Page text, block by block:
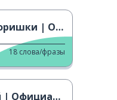
трейлер
18 слова/фразы
трейлер